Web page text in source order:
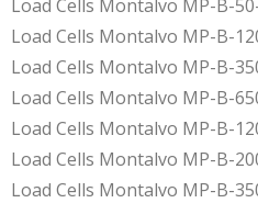
Load Cells Montalvo MP-B-
Load Cells Montalvo MP-B-
Load Cells Montalvo MP-B-
Load Cells Montalvo MP-B-
Load Cells Montalvo MP-B-
Load Cells Montalvo MP-B-
Load Cells Montalvo MP-B-